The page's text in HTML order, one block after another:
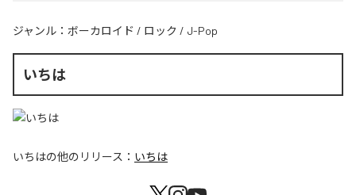
ジャンル： ボーカロイド / ロック / J-Pop
いちは
いちはの他のリリース： いちは